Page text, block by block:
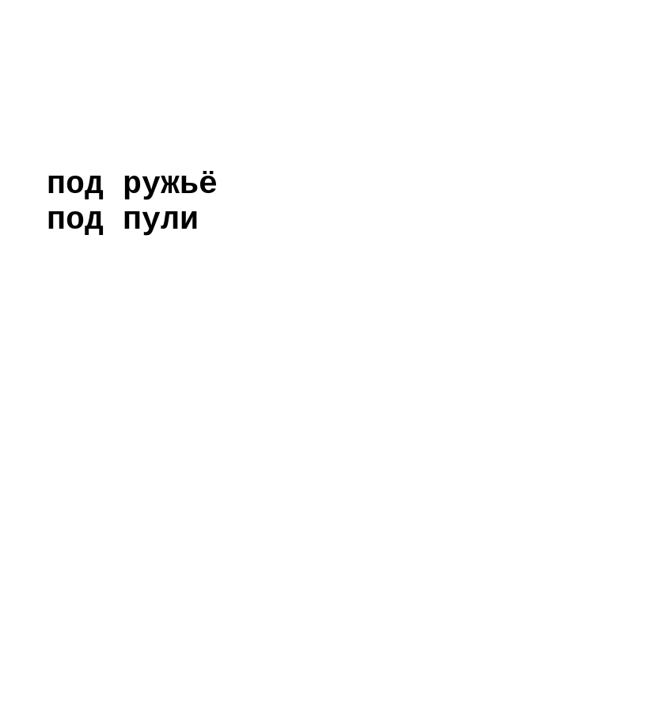
под ружьё
под пули